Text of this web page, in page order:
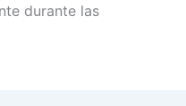
durante las